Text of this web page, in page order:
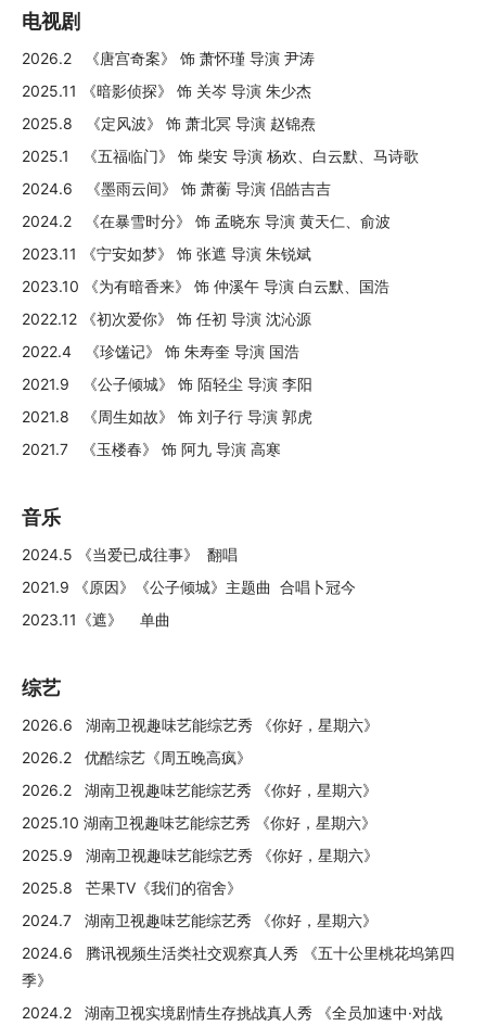
电视剧
2026.2 《唐宫奇案》 饰 萧怀瑾 导演 尹涛
2025.11 《暗影侦探》 饰 关岑 导演 朱少杰
2025.8 《定风波》 饰 萧北冥 导演 赵锦焘
2025.1 《五福临门》 饰 柴安 导演 杨欢、白云默、马诗歌
2024.6 《墨雨云间》 饰 萧蘅 导演 侣皓吉吉
2024.2 《在暴雪时分》 饰 孟晓东 导演 黄天仁、俞波
2023.11 《宁安如梦》 饰 张遮 导演 朱锐斌
2023.10 《为有暗香来》 饰 仲溪午 导演 白云默、国浩
2022.12 《初次爱你》 饰 任初 导演 沈沁源
2022.4 《珍馐记》 饰 朱寿奎 导演 国浩
2021.9 《公子倾城》 饰 陌轻尘 导演 李阳
2021.8 《周生如故》 饰 刘子行 导演 郭虎
2021.7 《玉楼春》 饰 阿九 导演 高寒
音乐
2024.5 《当爱已成往事》 翻唱
2021.9 《原因》《公子倾城》主题曲 合唱卜冠今
2023.11《遮》 单曲
综艺
2026.6 湖南卫视趣味艺能综艺秀 《你好，星期六》
2026.2 优酷综艺《周五晚高疯》
2026.2 湖南卫视趣味艺能综艺秀 《你好，星期六》
2025.10 湖南卫视趣味艺能综艺秀 《你好，星期六》
2025.9 湖南卫视趣味艺能综艺秀 《你好，星期六》
2025.8 芒果TV《我们的宿舍》
2024.7 湖南卫视趣味艺能综艺秀 《你好，星期六》
2024.6 腾讯视频生活类社交观察真人秀 《五十公里桃花坞第四
季》
2024.2 湖南卫视实境剧情生存挑战真人秀 《全员加速中·对战